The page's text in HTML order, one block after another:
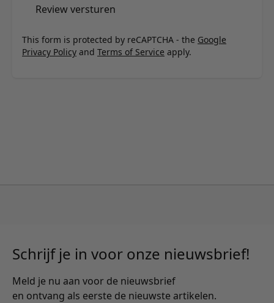
Review versturen
This form is protected by reCAPTCHA - the Google
Privacy Policy and Terms of Service apply.
Schrijf je in voor onze nieuwsbrief!
Meld je nu aan voor de nieuwsbrief
en ontvang als eerste de nieuwste artikelen.